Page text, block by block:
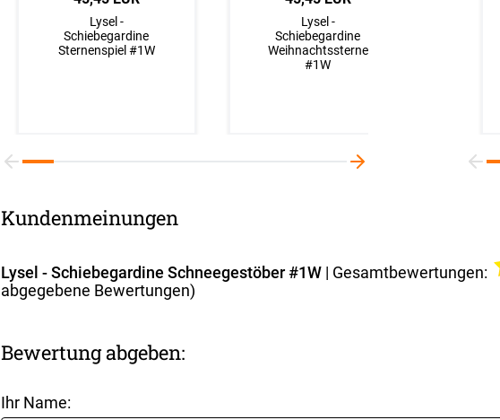
Lysel -
Schiebegardine
Sternenspiel #1W
Lysel -
Schiebegardine
Weihnachtssterne
#1W
Kundenmeinungen
Lysel - Schiebegardine Schneegestöber #1W| Gesamtbewertungen:
abgegebene Bewertungen)
Bewertung abgeben:
Ihr Name: